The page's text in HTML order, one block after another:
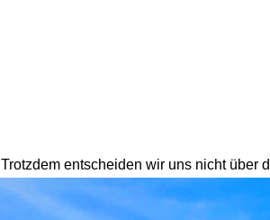
Trotzdem entscheiden wir uns nicht über